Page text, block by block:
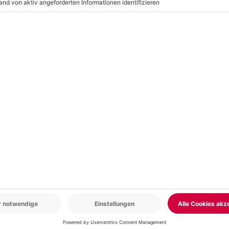
Ausrüstung, bestehend aus
-handschuhe
-15% CLUB DEAL